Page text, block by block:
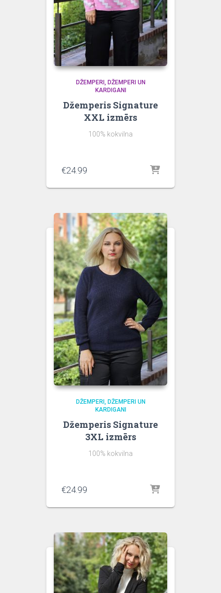
DŽEMPERI
DŽEMPERI UN
KARDIGANI
Džemperis Signature
XXL izmērs
100% kokvilna
€24.99
DŽEMPERI
DŽEMPERI UN
KARDIGANI
Džemperis Signature
3XL izmērs
100% kokvilna
€24.99